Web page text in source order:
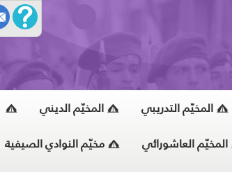
المخيّم التدريبي المخيّم الديني
المخيّم العاشورائي مخيّم النوادي الصيفية